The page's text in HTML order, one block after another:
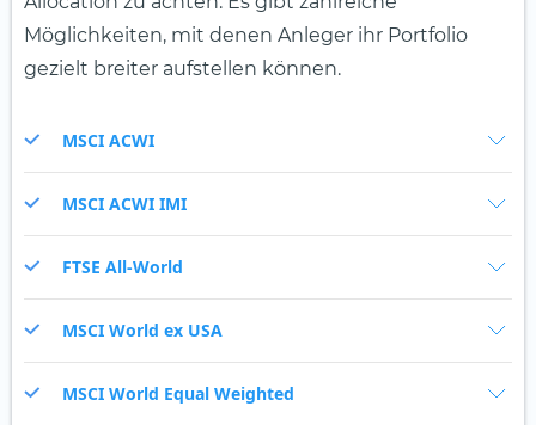
Möglichkeiten, mit denen Anleger ihr Portfolio
gezielt breiter aufstellen können.
MSCI ACWI
MSCI ACWI IMI
FTSE All-World
MSCI World ex USA
MSCI World Equal Weighted